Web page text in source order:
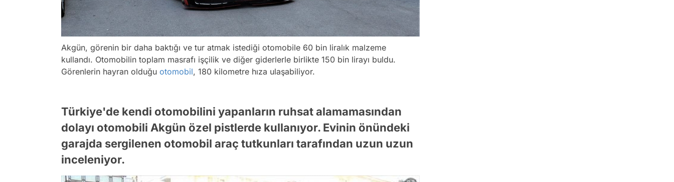
Akgün, görenin bir daha baktığı ve tur atmak istediği otomobile 60 bin liralık malzeme
kullandı. Otomobilin toplam masrafı işçilik ve diğer giderlerle birlikte 150 bin lirayı buldu.
Görenlerin hayran olduğu otomobil, 180 kilometre hıza ulaşabiliyor.
Türkiye'de kendi otomobilini yapanların ruhsat alamamasından
dolayı otomobili Akgün özel pistlerde kullanıyor. Evinin önündeki
garajda sergilenen otomobil araç tutkunları tarafından uzun uzun
inceleniyor.